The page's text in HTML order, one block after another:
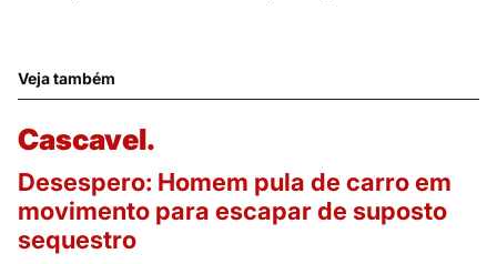
Veja também
Cascavel.
Desespero: Homem pula de carro em
movimento para escapar de suposto
sequestro